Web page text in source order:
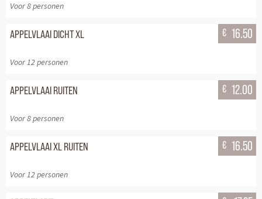
Voor 8 personen
APPELVLAAI DICHT XL
Voor 12 personen
€ 16.50
APPELVLAAI RUITEN
Voor 8 personen
€ 12.00
APPELVLAAI XL RUITEN
Voor 12 personen
€ 16.50